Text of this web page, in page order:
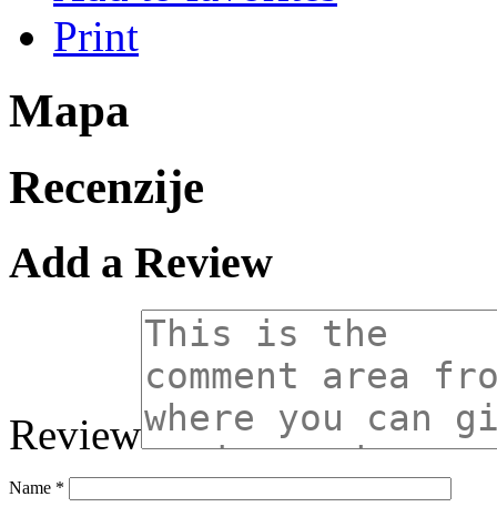
Print
Mapa
Recenzije
Add a Review
Review
Name *